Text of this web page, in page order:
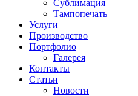
Сублимация
Тампопечать
Услуги
Производство
Портфолио
Галерея
Контакты
Статьи
Новости